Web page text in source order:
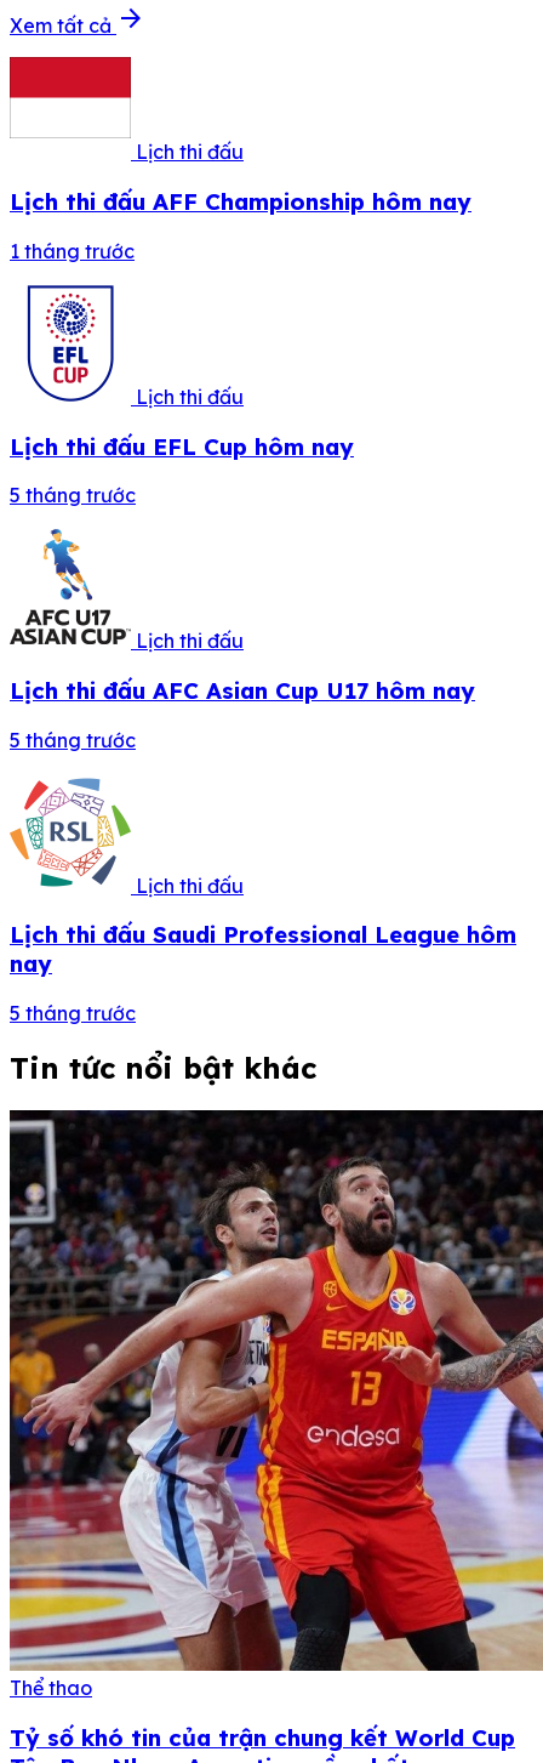
Xem tất cả arrow_forward
Lịch thi đấu
Lịch thi đấu AFF Championship hôm nay
1 tháng trước
Lịch thi đấu
Lịch thi đấu EFL Cup hôm nay
5 tháng trước
Lịch thi đấu
Lịch thi đấu AFC Asian Cup U17 hôm nay
5 tháng trước
Lịch thi đấu
Lịch thi đấu Saudi Professional League hôm
nay
5 tháng trước
Tin tức nổi bật khác
Thể thao
Tỷ số khó tin của trận chung kết World Cup